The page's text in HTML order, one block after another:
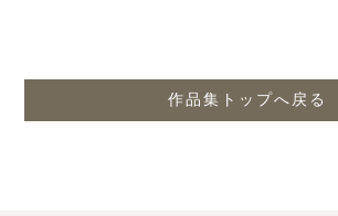
作品集トップへ戻る